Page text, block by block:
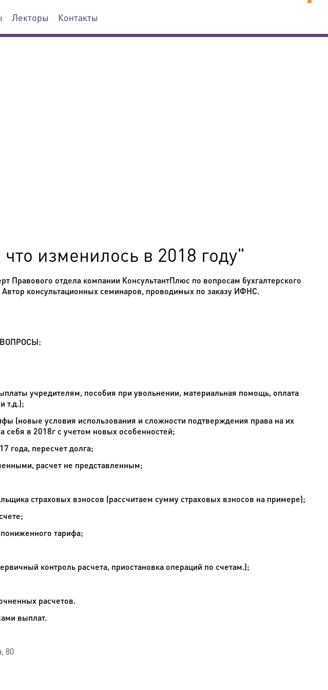
Лекторы Контакты
изменилось в 2018 году"
Правового отдела компании КонсультантПлюс по вопросам бухгалтерского
консультационных семинаров, проводимых по заказу ИФНС.
учредителям, пособия при увольнении, материальная помощь, оплата
т.д.);
(новые условия использования и сложности подтверждения права на их
в 2018г с учетом новых особенностей;
года, пересчет долга;
расчет не представленным;
страховых взносов (рассчитаем сумму страховых взносов на примере);
тарифа;
контроль расчета, приостановка операций по счетам.);
расчетов.
выплат.
80